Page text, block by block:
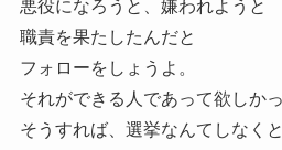
悪役になろうと、嫌われようと
職責を果たしたんだと
フォローをしょうよ。
それができる人であって欲しか
そうすれば、選挙なんてしなく